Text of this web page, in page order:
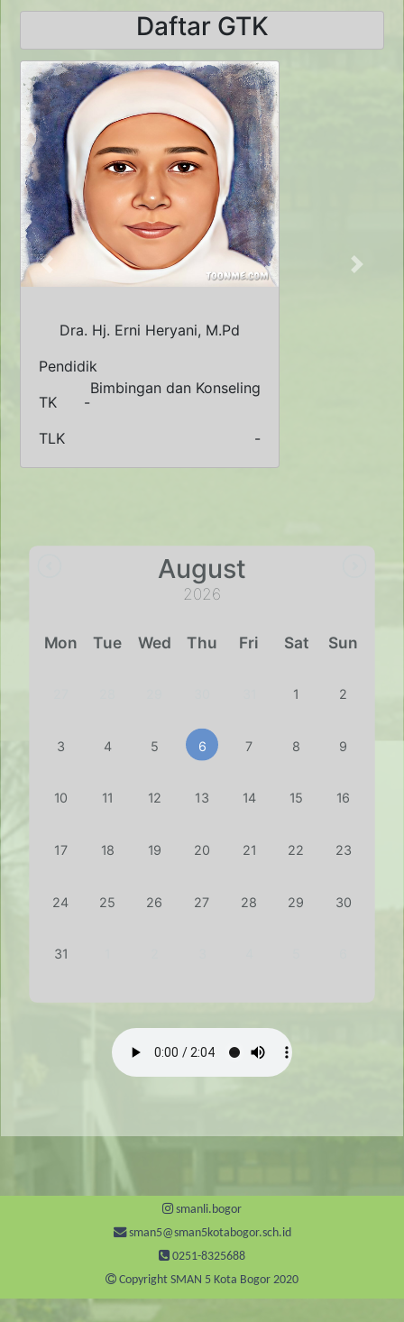
Daftar GTK
Dra. Hj. Erni Heryani, M.Pd
Pendidik
Bimbingan dan Konseling
TK
-
TLK
-
Next
August
2026
Mon Tue Wed Thu Fri Sat Sun
1 2
3 4 5 6 7 8 9
10 11 12 13 14 15 16
17 18 19 20 21 22 23
24 25 26 27 28 29 30
31
smanli.bogor
sman5@sman5kotabogor.sch.id
0251-8325688
Copyright SMAN 5 Kota Bogor 2020